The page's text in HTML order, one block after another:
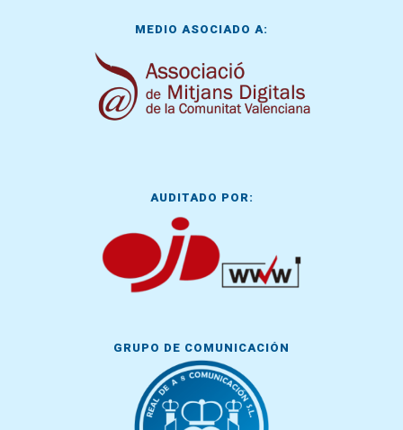
MEDIO ASOCIADO A:
AUDITADO POR:
GRUPO DE COMUNICACIÓN